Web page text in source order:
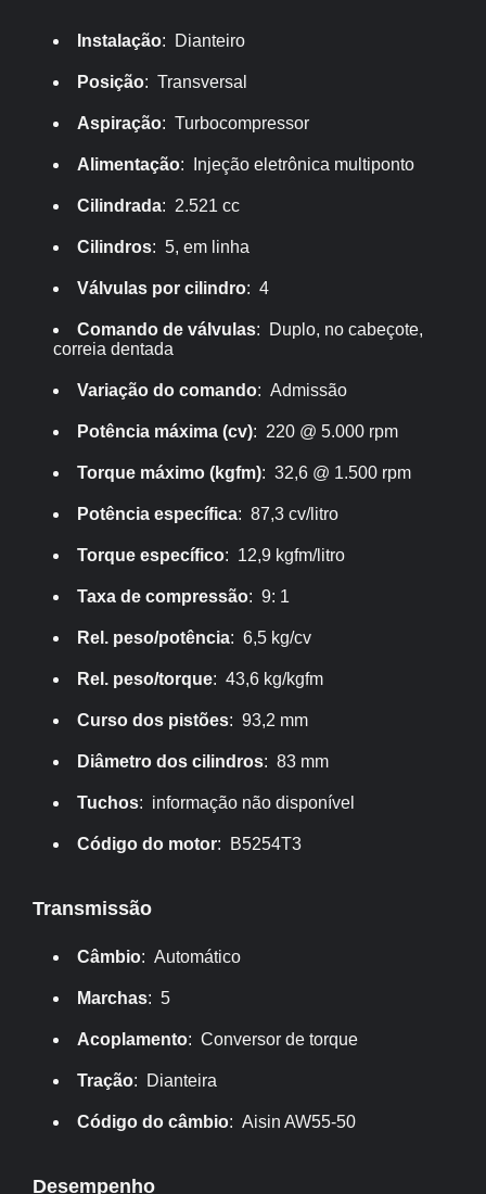
Instalação: Dianteiro
Posição: Transversal
Aspiração: Turbocompressor
Alimentação: Injeção eletrônica multiponto
Cilindrada: 2.521 cc
Cilindros: 5, em linha
Válvulas por cilindro: 4
Comando de válvulas: Duplo, no cabeçote,
correia dentada
Variação do comando: Admissão
Potência máxima (cv): 220 @ 5.000 rpm
Torque máximo (kgfm): 32,6 @ 1.500 rpm
Potência específica: 87,3 cv/litro
Torque específico: 12,9 kgfm/litro
Taxa de compressão: 9: 1
Rel. peso/potência: 6,5 kg/cv
Rel. peso/torque: 43,6 kg/kgfm
Curso dos pistões: 93,2 mm
Diâmetro dos cilindros: 83 mm
Tuchos: informação não disponível
Código do motor: B5254T3
Transmissão
Câmbio: Automático
Marchas: 5
Acoplamento: Conversor de torque
Tração: Dianteira
Código do câmbio: Aisin AW55-50
Desempenho